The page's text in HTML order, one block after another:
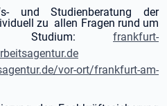
und Studienberatung der
zu allen Fragen rund um
Studium: frankfurt-
vor-ort/frankfurt-am-